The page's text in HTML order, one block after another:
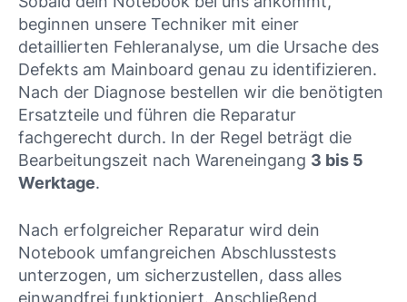
beginnen unsere Techniker mit einer
detaillierten Fehleranalyse, um die Ursache des
Defekts am Mainboard genau zu identifizieren.
Nach der Diagnose bestellen wir die benötigten
Ersatzteile und führen die Reparatur
fachgerecht durch. In der Regel beträgt die
Bearbeitungszeit nach Wareneingang 3 bis 5
Werktage.
Nach erfolgreicher Reparatur wird dein
Notebook umfangreichen Abschlusstests
unterzogen, um sicherzustellen, dass alles
einwandfrei funktioniert. Anschließend